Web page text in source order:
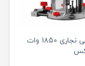
اور فرز برقی نجاری 1850 وات